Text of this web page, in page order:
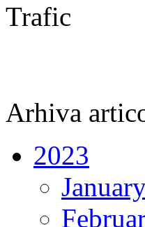
Trafic
Arhiva
2023